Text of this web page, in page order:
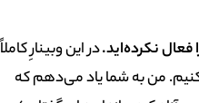
نکرده‌اید.در این وبینارِ کاملاً
کنیم. من به شما یاد می‌دهم که